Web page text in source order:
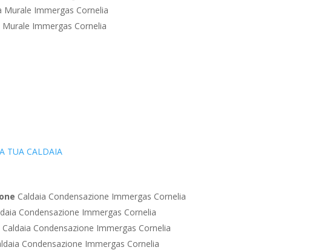
Murale Immergas Cornelia
Murale Immergas Cornelia
TUA CALDAIA
Caldaia Condensazione Immergas Cornelia
Condensazione Immergas Cornelia
Caldaia Condensazione Immergas Cornelia
Condensazione Immergas Cornelia